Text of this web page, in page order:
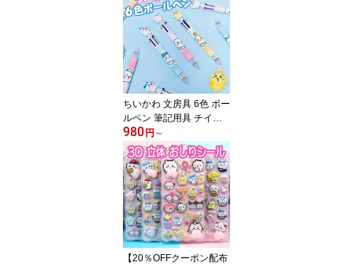
ング ハチワレ フィギュ
ア うさぎ キャラクター
プチギフト 学生 おしゃ
れ 誕生日 かばん カギ目
印 人気キーホルダー 韓
流雑貨 まとめ買い割引
ちいかわ 文房具 6色 ボー
ルペン 筆記用具 チイカ
ワ うさぎ ハチワレ キャ
ラクター 韓国雑貨 送料
無料 プレゼント 入学 入
園 お祝い 誕生日 学用品
卒園祝い かわいい 女の
子 おしゃれ 文具 おもし
ろい 男の子 文具 学生 人
気 卒業祝い 景品 まとめ
買い割引
980 円 ～
【20％OFFクーポン配布